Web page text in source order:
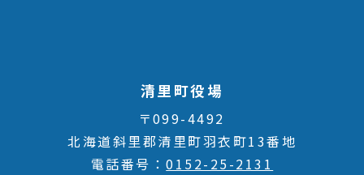
清里町役場
〒099-4492
北海道斜里郡清里町羽衣町13番地
電話番号
0152-25-2131